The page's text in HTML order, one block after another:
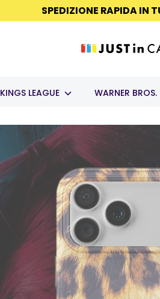
SPEDIZIONE RAPIDA IN
KINGS LEAGUE WARNER BROS.